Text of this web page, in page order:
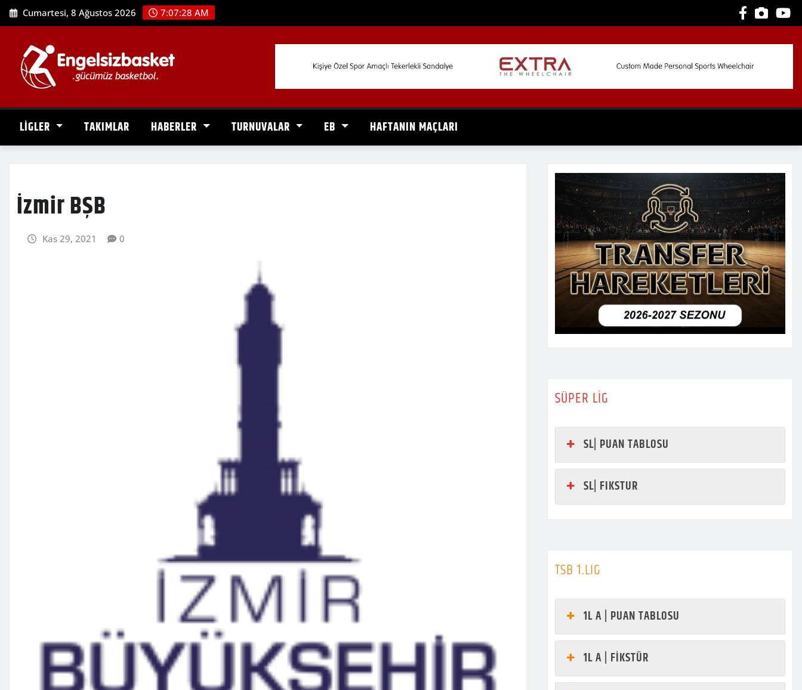
Skip
to
Cumartesi, 8 Ağustos 2026 7:07:29 AM
LİGLER TAKIMLAR HABERLER TURNUVALAR EB HAFTANIN MAÇLARI
İzmir BŞB
Kas 29, 2021 0
SÜPER LİG
SL| PUAN TABLOSU
SL| FIKSTUR
TSB 1.LIG
1L A | PUAN TABLOSU
1L A | FİKSTÜR